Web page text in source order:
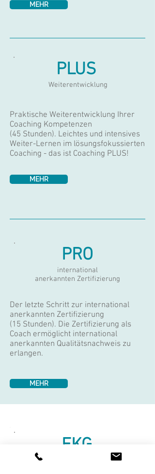
MEHR
PLUS
Weiterentwicklung
Praktische Weiterentwicklung Ihrer
Coaching Kompetenzen
(45 Stunden). Leichtes und intensives
Weiter-Lernen im lösungsfokussierten
Coaching - das ist Coaching PLUS!
MEHR
PRO
international
anerkannten Zertifizierung
Der letzte Schritt zur international
anerkannten Zertifizierung
(15 Stunden). Die Zertifizierung als
Coach ermöglicht international
anerkannten Qualitätsnachweis zu
erlangen.
MEHR
EKG